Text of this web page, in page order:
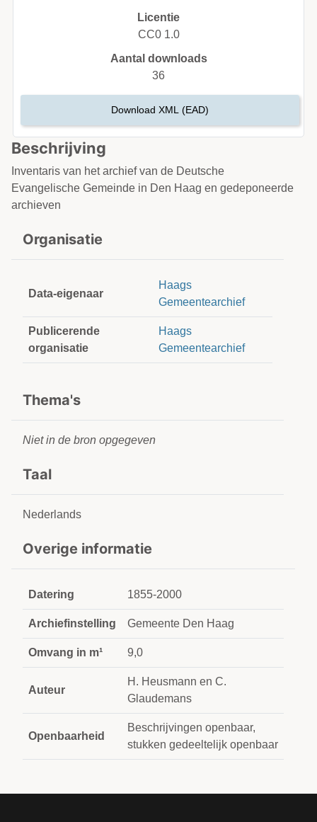
Beschrijving
Inventaris van het archief van de Deutsche
Evangelische Gemeinde in Den Haag en gedeponeerde
archieven
Organisatie
Data-eigenaar
Haags
Gemeentearchief
Publicerende
organisatie
Haags
Gemeentearchief
Thema's
Niet in de bron opgegeven
Taal
Nederlands
Overige informatie
Datering 1855-2000
Archiefinstelling Gemeente Den Haag
Omvang in m¹ 9,0
Auteur
H. Heusmann en C.
Glaudemans
Openbaarheid
Beschrijvingen openbaar,
stukken gedeeltelijk openbaar
Licentie
CC0 1.0
Aantal downloads
36
Download XML (EAD)